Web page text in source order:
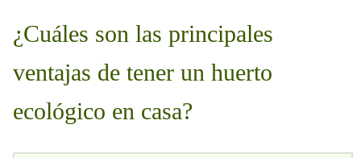
¿Cuáles son las principales
ventajas de tener un huerto
ecológico en casa?